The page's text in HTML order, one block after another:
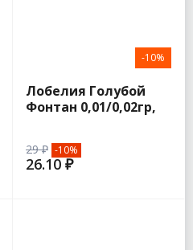
-10%
Лобелия Голубой
Фонтан 0,01/0,02гр,
Алтая)
29 ₽ -10%
26.10 ₽